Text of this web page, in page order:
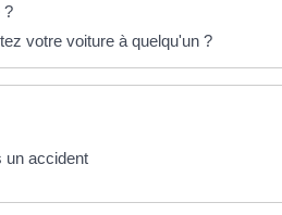
?
votre voiture à quelqu'un ?
un accident